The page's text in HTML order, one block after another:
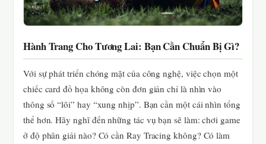
Hành Trang Cho Tương Lai: Bạn Cần Chuẩn Bị Gì?
Với sự phát triển chóng mặt của công nghệ, việc chọn một
chiếc card đồ họa không còn đơn giản chỉ là nhìn vào
thông số “lõi” hay “xung nhịp”. Bạn cần một cái nhìn tổng
thể hơn. Hãy nghĩ đến những tác vụ bạn sẽ làm: chơi game
ở độ phân giải nào? Có cần Ray Tracing không? Có làm